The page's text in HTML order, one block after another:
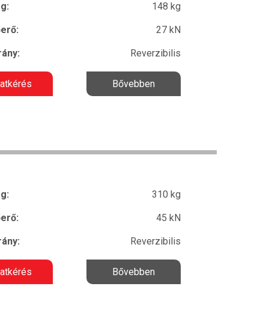
148 kg
27 kN
Reverzibilis
Bővebben
310 kg
45 kN
Reverzibilis
Bővebben